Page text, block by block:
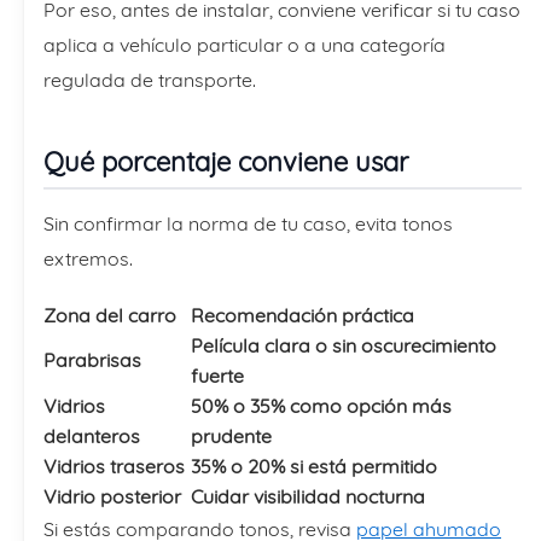
Por eso, antes de instalar, conviene verificar si tu caso
aplica a vehículo particular o a una categoría
regulada de transporte.
Qué porcentaje conviene usar
Sin confirmar la norma de tu caso, evita tonos
extremos.
Zona del carro
Recomendación práctica
Parabrisas
Película clara o sin oscurecimiento
fuerte
Vidrios
delanteros
50% o 35% como opción más
prudente
Vidrios traseros 35% o 20% si está permitido
Vidrio posterior Cuidar visibilidad nocturna
Si estás comparando tonos, revisa papel ahumado